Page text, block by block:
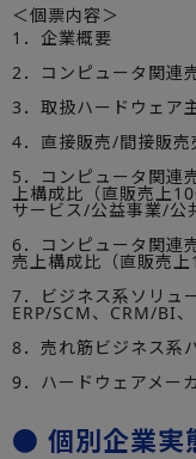
＜個票内容＞
1．企業概要
2．コンピュータ関連
3．取扱ハードウェア
4．直接販売/間接販売
5．コンピュータ関連
上構成比（直販売上
サービス/公益事業/公
6．コンピュータ関連
売上構成比（直販売上
7．ビジネス系ソリュ
ERP/SCM、CRM/BI、
8．売れ筋ビジネス系
9．ハードウェアメー
● 個別企業実